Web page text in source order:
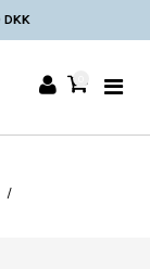
/